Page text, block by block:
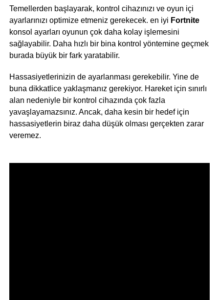
Temellerden başlayarak, kontrol cihazınızı ve oyun içi
ayarlarınızı optimize etmeniz gerekecek. en iyi Fortnite
konsol ayarları oyunun çok daha kolay işlemesini
sağlayabilir. Daha hızlı bir bina kontrol yöntemine geçmek
burada büyük bir fark yaratabilir.
Hassasiyetlerinizin de ayarlanması gerekebilir. Yine de
buna dikkatlice yaklaşmanız gerekiyor. Hareket için sınırlı
alan nedeniyle bir kontrol cihazında çok fazla
yavaşlayamazsınız. Ancak, daha kesin bir hedef için
hassasiyetlerin biraz daha düşük olması gerçekten zarar
veremez.